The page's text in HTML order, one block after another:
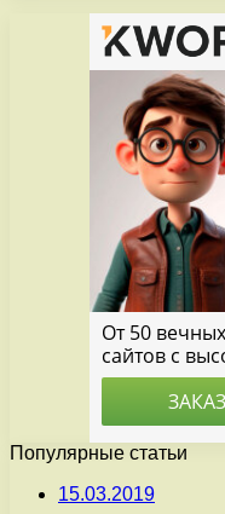
Популярные статьи
15.03.2019